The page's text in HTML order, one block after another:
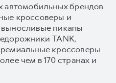
автомобильных брендов
кроссоверы и
пикапы
TANK,
кроссоверы
чем в 170 странах и